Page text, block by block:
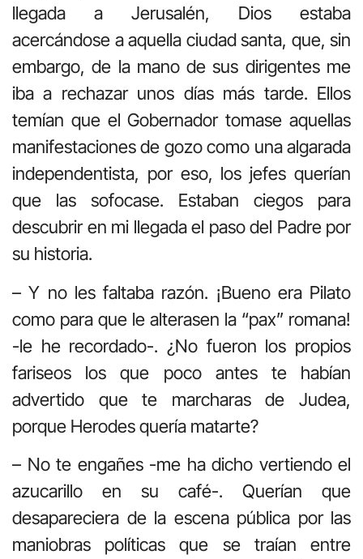
llegada a Jerusalén, Dios estaba
acercándose a aquella ciudad santa, que, sin
embargo, de la mano de sus dirigentes me
iba a rechazar unos días más tarde. Ellos
temían que el Gobernador tomase aquellas
manifestaciones de gozo como una algarada
independentista, por eso, los jefes querían
que las sofocase. Estaban ciegos para
descubrir en mi llegada el paso del Padre por
su historia.
– Y no les faltaba razón. ¡Bueno era Pilato
como para que le alterasen la “pax” romana!
-le he recordado-. ¿No fueron los propios
fariseos los que poco antes te habían
advertido que te marcharas de Judea,
porque Herodes quería matarte?
– No te engañes -me ha dicho vertiendo el
azucarillo en su café-. Querían que
desapareciera de la escena pública por las
maniobras políticas que se traían entre